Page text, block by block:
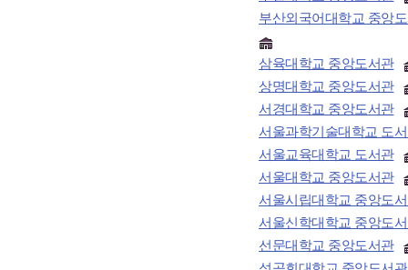
부산외국어대학교 중앙
삼육대학교 중앙도서관
상명대학교 중앙도서관
서경대학교 중앙도서관
서울과학기술대학교 도
서울교육대학교 도서관
서울대학교 중앙도서관
서울시립대학교 중앙도
서울신학대학교 중앙도
선문대학교 중앙도서관